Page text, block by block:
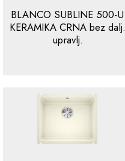
BLANCO SUBLINE 500-U
KERAMIKA CRNA bez dalj.
upravlj.